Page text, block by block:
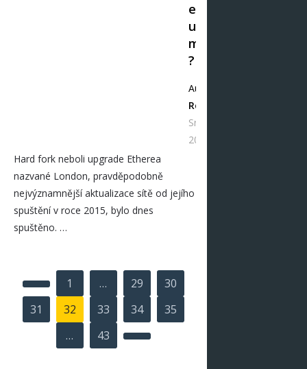
e
u
m
?
Autor
Redakce
Srp 06,
2021
Hard fork neboli upgrade Etherea
nazvané London, pravděpodobně
nejvýznamnější aktualizace sítě od jejího
spuštění v roce 2015, bylo dnes
spuštěno. …
Stránkování
příspěvků
1 … 29
30
31
32 33 34
35
…
43